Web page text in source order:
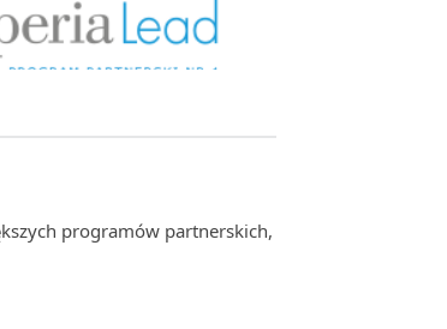
programów partnerskich,